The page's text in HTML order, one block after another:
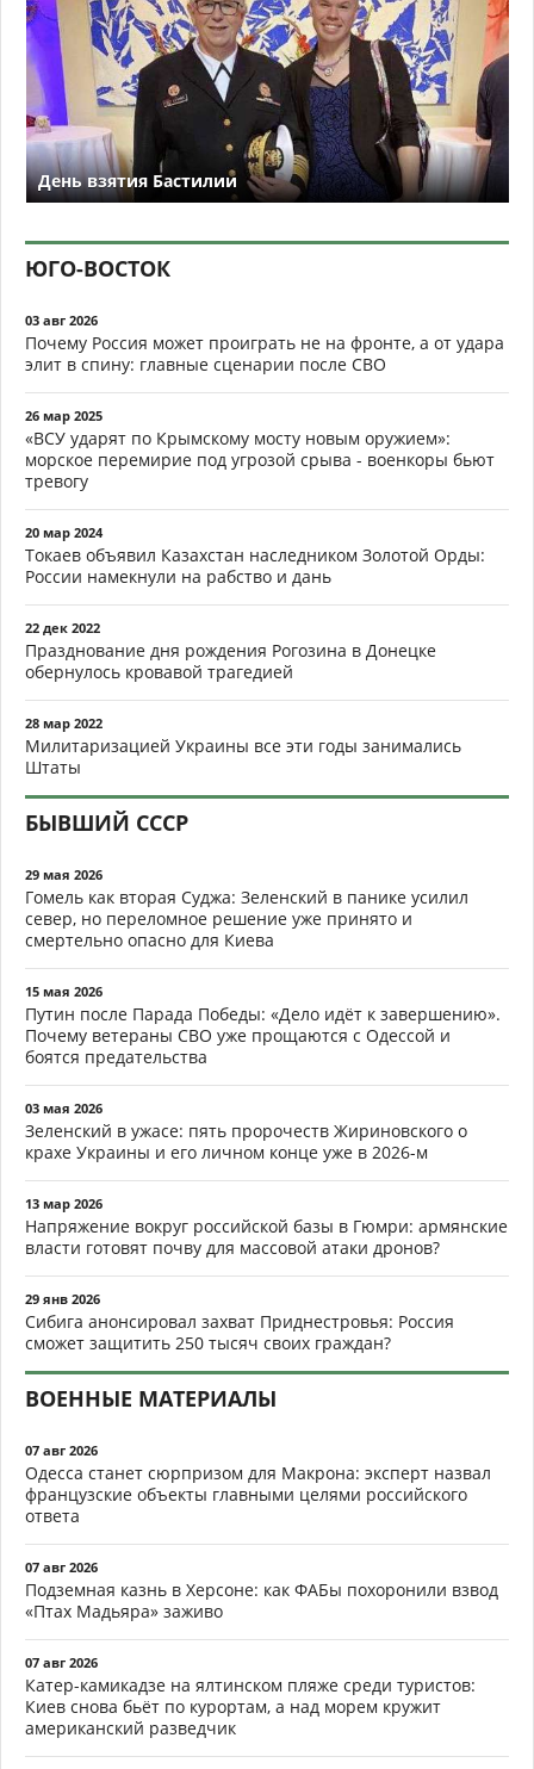
День взятия Бастилии
ЮГО-ВОСТОК
03 авг 2026
Почему Россия может проиграть не на фронте, а от удара
элит в спину: главные сценарии после СВО
26 мар 2025
«ВСУ ударят по Крымскому мосту новым оружием»:
морское перемирие под угрозой срыва - военкоры бьют
тревогу
20 мар 2024
Токаев объявил Казахстан наследником Золотой Орды:
России намекнули на рабство и дань
22 дек 2022
Празднование дня рождения Рогозина в Донецке
обернулось кровавой трагедией
28 мар 2022
Милитаризацией Украины все эти годы занимались
Штаты
БЫВШИЙ СССР
29 мая 2026
Гомель как вторая Суджа: Зеленский в панике усилил
север, но переломное решение уже принято и
смертельно опасно для Киева
15 мая 2026
Путин после Парада Победы: «Дело идёт к завершению».
Почему ветераны СВО уже прощаются с Одессой и
боятся предательства
03 мая 2026
Зеленский в ужасе: пять пророчеств Жириновского о
крахе Украины и его личном конце уже в 2026-м
13 мар 2026
Напряжение вокруг российской базы в Гюмри: армянские
власти готовят почву для массовой атаки дронов?
29 янв 2026
Сибига анонсировал захват Приднестровья: Россия
сможет защитить 250 тысяч своих граждан?
ВОЕННЫЕ МАТЕРИАЛЫ
07 авг 2026
Одесса станет сюрпризом для Макрона: эксперт назвал
французские объекты главными целями российского
ответа
07 авг 2026
Подземная казнь в Херсоне: как ФАБы похоронили взвод
«Птах Мадьяра» заживо
07 авг 2026
Катер-камикадзе на ялтинском пляже среди туристов:
Киев снова бьёт по курортам, а над морем кружит
американский разведчик